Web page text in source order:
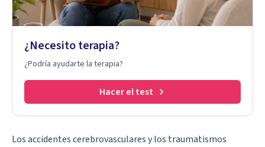
¿Necesito terapia?
¿Podría ayudarte la terapia?
Hacer el test
Los accidentes cerebrovasculares y los traumatismos